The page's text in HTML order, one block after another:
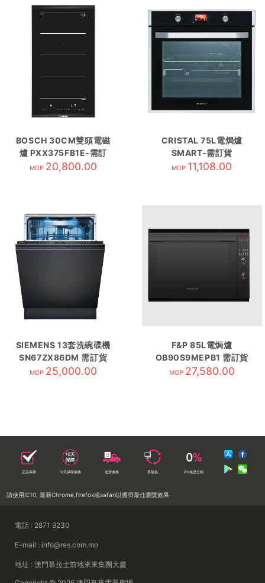
BOSCH 30CM雙頭電磁
爐 PXX375FB1E-需訂
貨
MOP 20,800.00
CRISTAL 75L電焗爐
SMART-需訂貨
MOP 11,108.00
SIEMENS 13套洗碗碟機
SN67ZX86DM 需訂貨
MOP 25,000.00
F&P 85L電焗爐
OB90S9MEPB1 需訂貨
MOP 27,580.00
正品保障 10天保障服務 送貨服務 落樓易 0%免息分期
請使用IE10, 最新Chrome,firefox或safari以獲得最佳瀏覽效果
電話 : 2871 9230
E-mail : info@res.com.mo
地址 : 澳門慕拉士前地來來集團大廈